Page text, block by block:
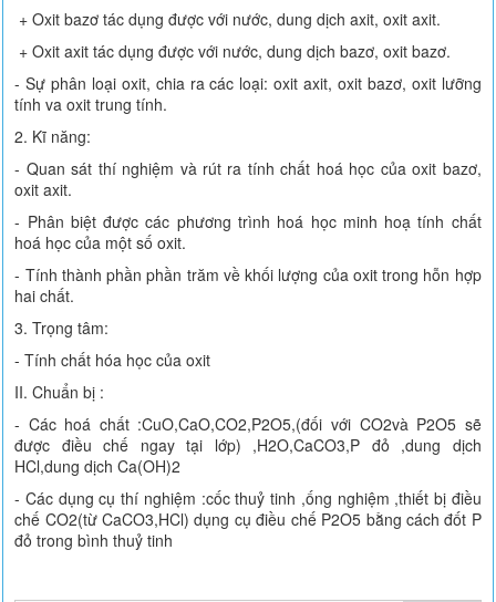
+ Oxit bazơ tác dụng được với nước, dung dịch axit, oxit axit.
+ Oxit axit tác dụng được với nước, dung dịch bazơ, oxit bazơ.
- Sự phân loại oxit, chia ra các loại: oxit axit, oxit bazơ, oxit lưỡng
tính va oxit trung tính.
2. Kĩ năng:
- Quan sát thí nghiệm và rút ra tính chất hoá học của oxit bazơ,
oxit axit.
- Phân biệt được các phương trình hoá học minh hoạ tính chất
hoá học của một số oxit.
- Tính thành phần phần trăm về khối lượng của oxit trong hỗn hợp
hai chất.
3. Trọng tâm:
- Tính chất hóa học của oxit
II. Chuẩn bị :
- Các hoá chất :CuO,CaO,CO2,P2O5,(đối với CO2và P2O5 sẽ
được điều chế ngay tại lớp) ,H2O,CaCO3,P đỏ ,dung dịch
HCl,dung dịch Ca(OH)2
- Các dụng cụ thí nghiệm :cốc thuỷ tinh ,ống nghiệm ,thiết bị điều
chế CO2(từ CaCO3,HCl) dụng cụ điều chế P2O5 bằng cách đốt P
đỏ trong bình thuỷ tinh